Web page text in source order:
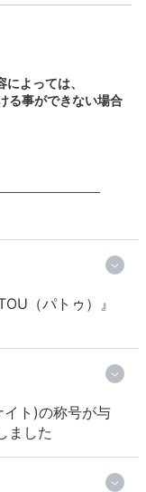
よっては、
る事ができない場合
（パトゥ）』
ト)の称号が与
ました